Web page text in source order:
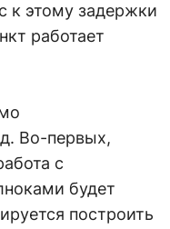
к этому задержки
работает
Во-первых,
с
будет
построить